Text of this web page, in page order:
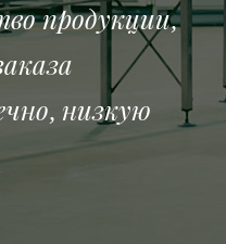
продукции,
низкую